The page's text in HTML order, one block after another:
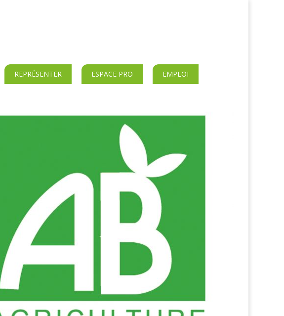
REPRÉSENTER ESPACE PRO EMPLOI